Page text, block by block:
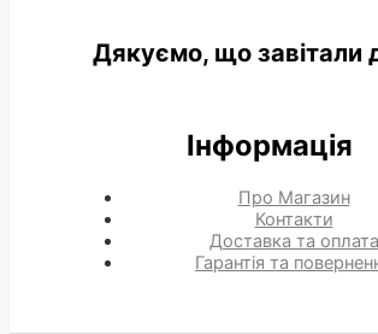
Дякуємо, що завітали
Інформація
Про Магазин
Контакти
Доставка та оплата
Гарантія та